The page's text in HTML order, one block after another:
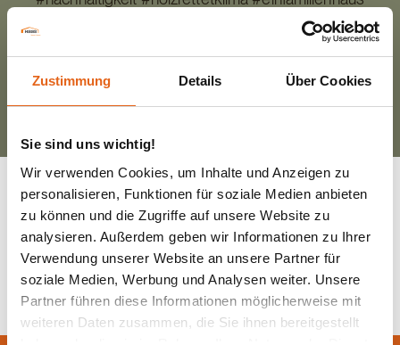
Zustimmung Details Über Cookies
Sie sind uns wichtig!
Wir verwenden Cookies, um Inhalte und Anzeigen zu
personalisieren, Funktionen für soziale Medien anbieten
zu können und die Zugriffe auf unsere Website zu
analysieren. Außerdem geben wir Informationen zu Ihrer
Verwendung unserer Website an unsere Partner für
soziale Medien, Werbung und Analysen weiter. Unsere
Partner führen diese Informationen möglicherweise mit
weiteren Daten zusammen, die Sie ihnen bereitgestellt
#hausbau #hauskonfigurator #individualisieren
Zurück zur Übersicht